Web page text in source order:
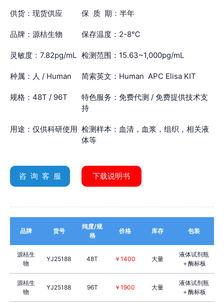
供货：现货供应 保 质 期：半年
品牌：源桔生物 保存温度：2-8℃
灵敏度：7.82pg/mL 检测范围：15.63~1,000pg/mL
种属：人 / Human 简索英文：Human APC Elisa KIT
规格：48T / 96T
特色服务：免费代测 / 免费提供技术支
持
用途：仅供科研使用 检测样本：血清，血浆，组织，相关液
体等
咨 询 客 服 下载说明书
品牌 货号
纯度/规
格
价格 库存 包装
源桔生
物
YJ25188 48T ￥1400 大量
液体试剂瓶
＋酶标板
源桔生
物
YJ25188 96T ￥1900 大量
液体试剂瓶
＋酶标板